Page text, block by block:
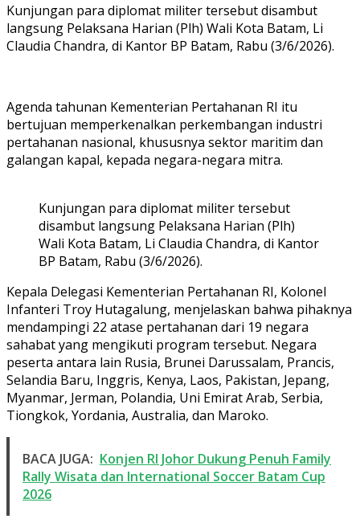
Kunjungan para diplomat militer tersebut disambut
langsung Pelaksana Harian (Plh) Wali Kota Batam, Li
Claudia Chandra, di Kantor BP Batam, Rabu (3/6/2026).
Agenda tahunan Kementerian Pertahanan RI itu
bertujuan memperkenalkan perkembangan industri
pertahanan nasional, khususnya sektor maritim dan
galangan kapal, kepada negara-negara mitra.
Kunjungan para diplomat militer tersebut
disambut langsung Pelaksana Harian (Plh)
Wali Kota Batam, Li Claudia Chandra, di Kantor
BP Batam, Rabu (3/6/2026).
Kepala Delegasi Kementerian Pertahanan RI, Kolonel
Infanteri Troy Hutagalung, menjelaskan bahwa pihaknya
mendampingi 22 atase pertahanan dari 19 negara
sahabat yang mengikuti program tersebut. Negara
peserta antara lain Rusia, Brunei Darussalam, Prancis,
Selandia Baru, Inggris, Kenya, Laos, Pakistan, Jepang,
Myanmar, Jerman, Polandia, Uni Emirat Arab, Serbia,
Tiongkok, Yordania, Australia, dan Maroko.
BACA JUGA: Konjen RI Johor Dukung Penuh Family
Rally Wisata dan International Soccer Batam Cup
2026